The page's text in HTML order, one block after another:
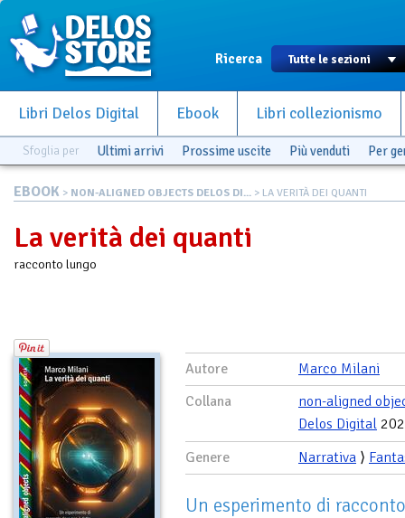
Ricerca
Libri Delos Digital Ebook Libri collezionismo
Sfoglia per Ultimi arrivi Prossime uscite Più venduti Per
EBOOK > NON-ALIGNED OBJECTS DELOS DI... > LA VERITÀ DEI QUANTI
La verità dei quanti
racconto lungo
Autore
Marco Milani
Collana
non-aligned
Delos Digital
Genere
Narrativa ⟩
Un esperimento di